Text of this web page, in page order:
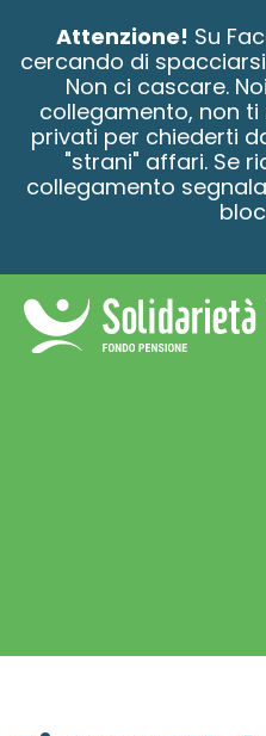
Attenzione! Su
cercando di
Non ci cascare.
collegamento, non
privati per chiederti
"strani" affari. Se
collegamento